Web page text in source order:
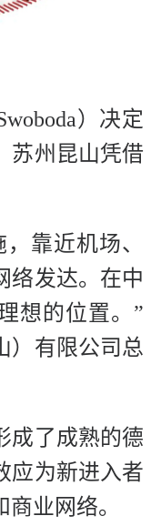
）决定
苏州昆山凭借
靠近机场、
络发达。在中
想的位置。”
）有限公司总
成了成熟的德
应为新进入者
业网络。